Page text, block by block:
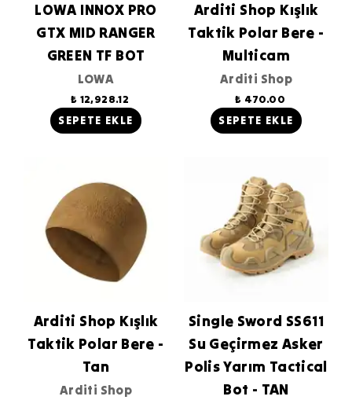
LOWA INNOX PRO
GTX MID RANGER
GREEN TF BOT
LOWA
₺ 12,928.12
SEPETE EKLE
Arditi Shop Kışlık
Taktik Polar Bere -
Multicam
Arditi Shop
₺ 470.00
SEPETE EKLE
Arditi Shop Kışlık
Taktik Polar Bere -
Tan
Arditi Shop
Single Sword SS611
Su Geçirmez Asker
Polis Yarım Tactical
Bot - TAN